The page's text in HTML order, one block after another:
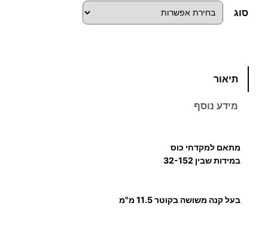
סוג
כ
ו
תיאור
מידע נוסף
מתאם למקדחי כוס
במידות שבין 32-152
בעל קנה משושה בקוטר 11.5 מ"מ